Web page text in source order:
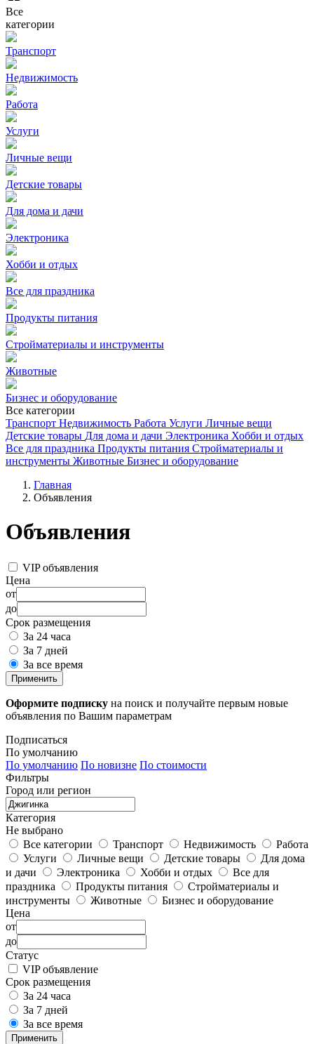
Все
категории
Транспорт
Недвижимость
Работа
Услуги
Личные вещи
Детские товары
Для дома и дачи
Электроника
Хобби и отдых
Все для праздника
Продукты питания
Стройматериалы и инструменты
Животные
Бизнес и оборудование
Все категории
Транспорт Недвижимость Работа Услуги Личные вещи
Детские товары Для дома и дачи Электроника Хобби и отдых
Все для праздника Продукты питания Стройматериалы и
инструменты Животные Бизнес и оборудование
Главная
Объявления
Объявления
VIP объявления
Цена
от
до
Срок размещения
За 24 часа
За 7 дней
За все время
Применить
Оформите подписку на поиск и получайте первым новые
объявления по Вашим параметрам
Подписаться
По умолчанию
По умолчанию По новизне По стоимости
Фильтры
Город или регион
Категория
Не выбрано
Все категории
Транспорт Недвижимость
Работа
Услуги
Личные вещи Детские товары
Для дома
и дачи
Электроника Хобби и отдых
Все для
праздника
Продукты питания
Стройматериалы и
инструменты
Животные
Бизнес и оборудование
Цена
от
до
Статус
VIP объявление
Срок размещения
За 24 часа
За 7 дней
За все время
Применить